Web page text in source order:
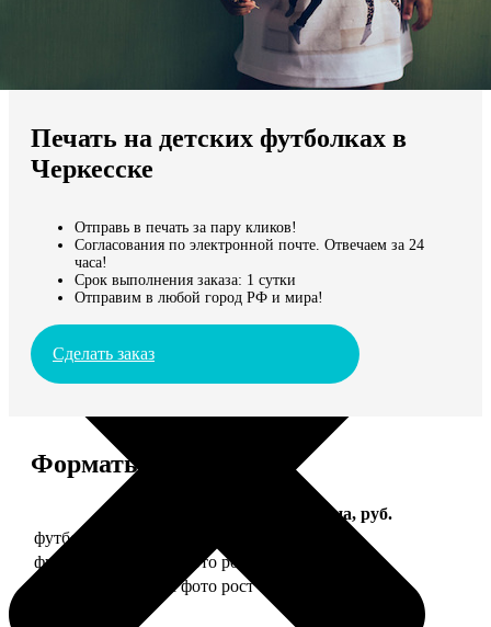
Мы доставляем по всему миру
Продолжить без города
Печать на детских футболках в
Черкесске
Отправь в печать за пару кликов!
Согласования по электронной почте. Отвечаем за 24
часа!
Срок выполнения заказа: 1 сутки
Отправим в любой город РФ и мира!
Сделать заказ
Форматы и цены
Цена, руб.
футболка детская с фото рост 118 см
футболка детская с фото рост 128 см
футболка детская с фото рост 134 см